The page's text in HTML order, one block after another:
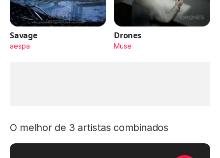
Savage
aespa
Drones
Muse
O melhor de 3 artistas combinados